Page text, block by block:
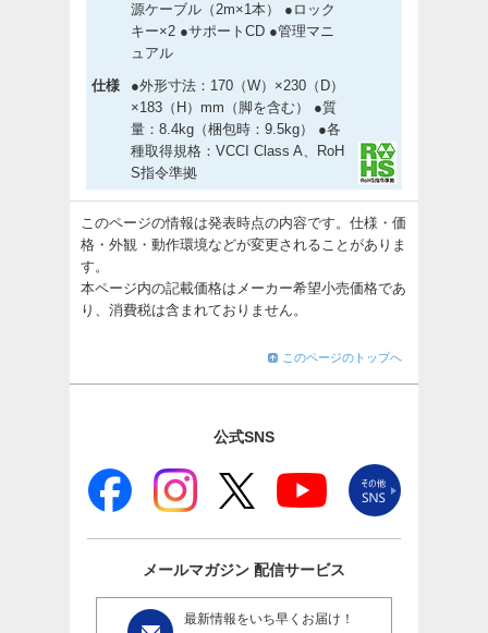
源ケーブル（2m×1本） ●ロック
キー×2 ●サポートCD ●管理マニ
ュアル
仕様
●外形寸法：170（W）×230（D）
×183（H）mm（脚を含む） ●質
量：8.4kg（梱包時：9.5kg） ●各
種取得規格：VCCI Class A、RoH
S指令準拠
このページの情報は発表時点の内容です。仕様・価
格・外観・動作環境などが変更されることがありま
す。
本ページ内の記載価格はメーカー希望小売価格であ
り、消費税は含まれておりません。
このページのトップへ
公式SNS
メールマガジン 配信サービス
最新情報をいち早くお届け！